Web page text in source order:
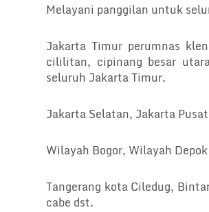
Melayani panggilan untuk
Jakarta Timur perumnas
cililitan, cipinang besar
seluruh Jakarta Timur.
Jakarta Selatan, Jakarta
Wilayah Bogor, Wilayah
Tangerang kota Ciledug,
cabe dst.